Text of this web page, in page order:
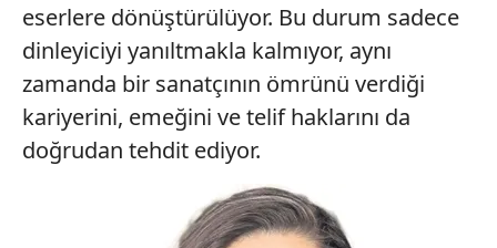
eserlere dönüştürülüyor. Bu durum sadece
dinleyiciyi yanıltmakla kalmıyor, aynı
zamanda bir sanatçının ömrünü verdiği
kariyerini, emeğini ve telif haklarını da
doğrudan tehdit ediyor.